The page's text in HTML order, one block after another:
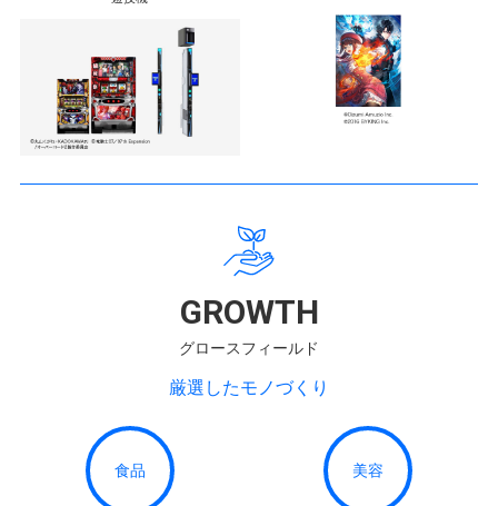
GROWTH
グロースフィールド
厳選したモノづくり
食品 美容